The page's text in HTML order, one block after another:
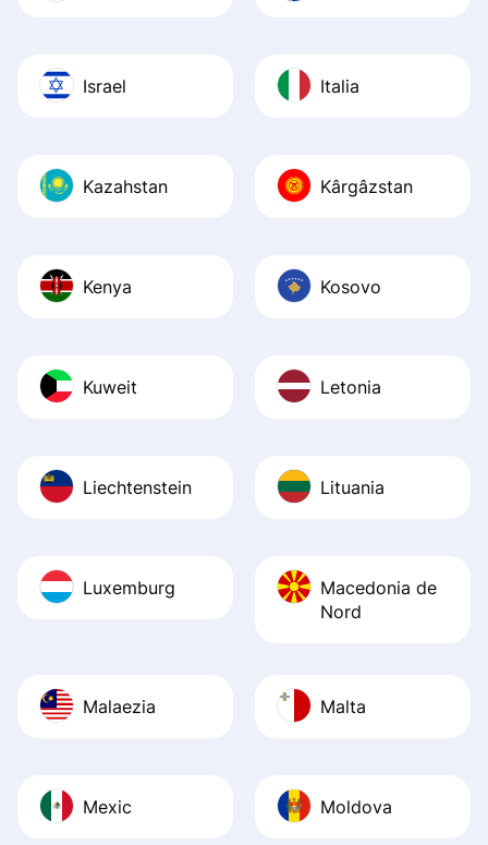
Israel Italia
Kazahstan Kârgâzstan
Kenya Kosovo
Kuweit Letonia
Liechtenstein Lituania
Luxemburg
Macedonia de
Nord
Malaezia Malta
Mexic Moldova